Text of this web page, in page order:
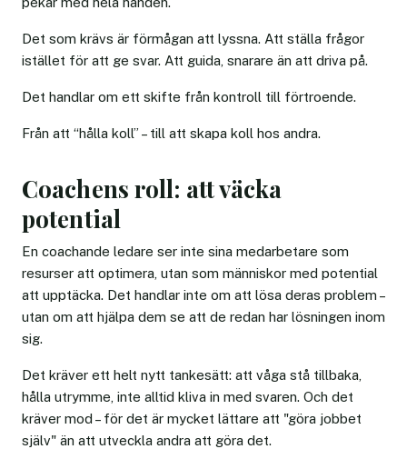
Det som krävs är förmågan att lyssna. Att ställa frågor
istället för att ge svar. Att guida, snarare än att driva på.
Det handlar om ett skifte från kontroll till förtroende.
Från att “hålla koll” – till att skapa koll hos andra.
Coachens roll: att väcka
potential
En coachande ledare ser inte sina medarbetare som
resurser att optimera, utan som människor med potential
att upptäcka. Det handlar inte om att lösa deras problem –
utan om att hjälpa dem se att de redan har lösningen inom
sig.
Det kräver ett helt nytt tankesätt: att våga stå tillbaka,
hålla utrymme, inte alltid kliva in med svaren. Och det
kräver mod – för det är mycket lättare att "göra jobbet
själv" än att utveckla andra att göra det.